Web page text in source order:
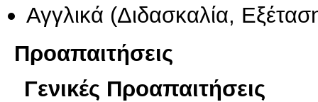
Αγγλικά (Διδασκαλία,
Προαπαιτήσεις
Γενικές Προαπαιτήσεις